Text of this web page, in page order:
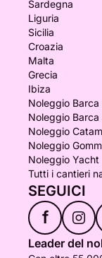
Sardegna
Liguria
Sicilia
Croazia
Malta
Grecia
Ibiza
Noleggio Barca
Noleggio
Noleggio
Noleggio
Noleggio Yacht
Tutti i cantieri
SEGUICI
f
Leader del